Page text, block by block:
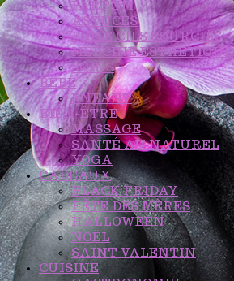
PARFUM
ASTUCES
POILS CILS SOURCILS
MEDCINE ESTHETIQUE
SOINS
BÉBÉ
ENFANT
BIEN-ÊTRE
MASSAGE
SANTÉ AU NATUREL
YOGA
CADEAUX
BLACK FRIDAY
FÊTE DES MÈRES
HALLOWEEN
NOËL
SAINT VALENTIN
CUISINE